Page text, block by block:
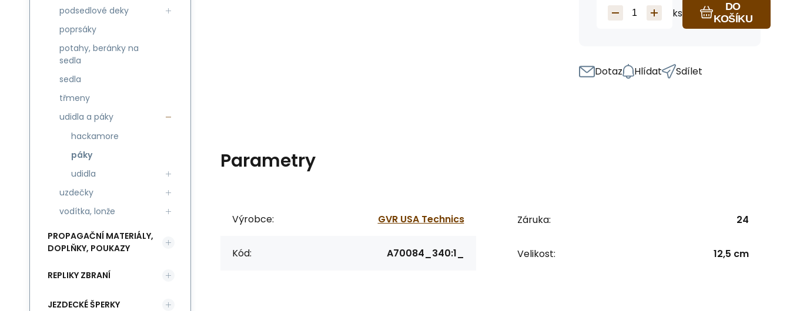
ks
DO
KOŠÍKU
Dotaz Hlídat Sdílet
Parametry
Výrobce: GVR USA Technics
Kód: A70084_340:1_
Záruka: 24
Velikost: 12,5 cm
podsedlové deky
poprsáky
potahy, beránky na
sedla
sedla
třmeny
udidla a páky
hackamore
páky
udidla
uzdečky
vodítka, lonže
PROPAGAČNÍ MATERIÁLY,
DOPLŇKY, POUKAZY
REPLIKY ZBRANÍ
JEZDECKÉ ŠPERKY